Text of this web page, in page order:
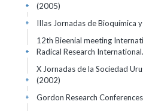
(2005)
+
IIIas Jornadas de Bioquímica
+
12th Bieenial meeting
Radical Research
+
X Jornadas de la Sociedad
(2002)
+
Gordon Research
+